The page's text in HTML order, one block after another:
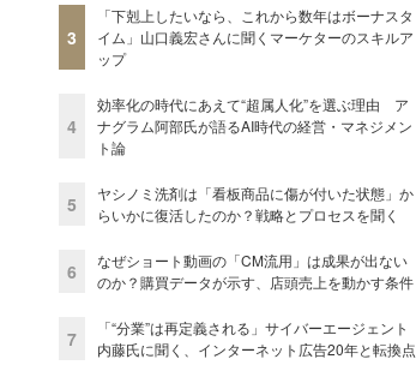
3
「下剋上したいなら、これから数年はボーナスタ
イム」山口義宏さんに聞くマーケターのスキルア
ップ
4
効率化の時代にあえて“超属人化”を選ぶ理由 ア
ナグラム阿部氏が語るAI時代の経営・マネジメン
ト論
5
ヤシノミ洗剤は「看板商品に傷が付いた状態」か
らいかに復活したのか？戦略とプロセスを聞く
6
なぜショート動画の「CM流用」は成果が出ない
のか？購買データが示す、店頭売上を動かす条件
7
「“分業”は再定義される」サイバーエージェント
内藤氏に聞く、インターネット広告20年と転換点